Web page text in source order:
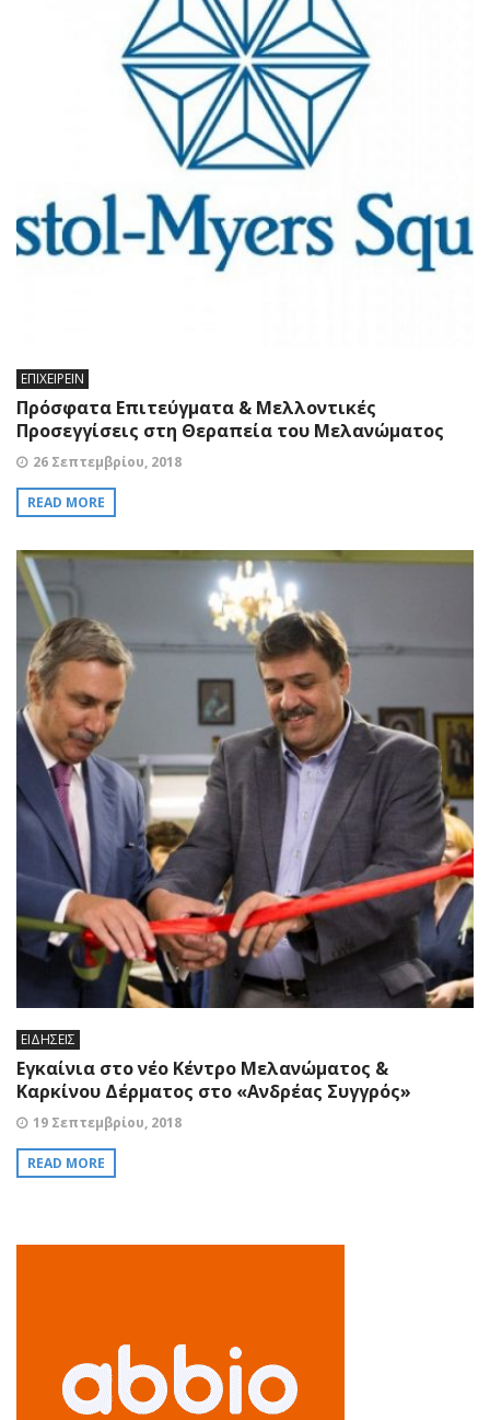
ΕΠΙΧΕΙΡΕΙΝ
Πρόσφατα Επιτεύγματα & Μελλοντικές
Προσεγγίσεις στη Θεραπεία του Μελανώματος
26 Σεπτεμβρίου, 2018
READ MORE
ΕΙΔΗΣΕΙΣ
Εγκαίνια στο νέο Κέντρο Μελανώματος &
Καρκίνου Δέρματος στο «Ανδρέας Συγγρός»
19 Σεπτεμβρίου, 2018
READ MORE